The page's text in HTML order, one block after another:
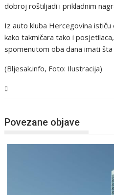
dobroj roštiljadi i prikladnim
Iz auto kluba Hercegovina
kako takmičara tako i
spomenutom oba dana imati šta
(Bljesak.info, Foto: Ilustracija)
Povezane objave